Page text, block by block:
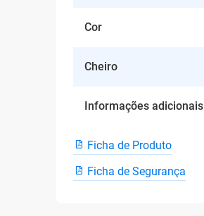
Cor
Cheiro
Informações adicionais
Ficha de Produto
Ficha de Segurança